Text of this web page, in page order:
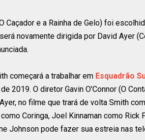
Caçador e a Rainha de Gelo) foi
novamente dirigida por David Ayer
começará a trabalhar em Esquadrão
2019. O diretor Gavin O'Connor (O
no filme que trará de volta Smith
Coringa, Joel Kinnaman como Rick
Johnson pode fazer sua estreia nas